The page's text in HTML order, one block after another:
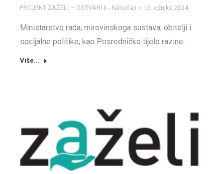
PROJEKT ZAŽELI – OSTVARI II - Natječaji 13. ožujka 2024.
Ministarstvo rada, mirovinskoga sustava, obitelji i
socijalne politike, kao Posredničko tijelo razine…
Više...